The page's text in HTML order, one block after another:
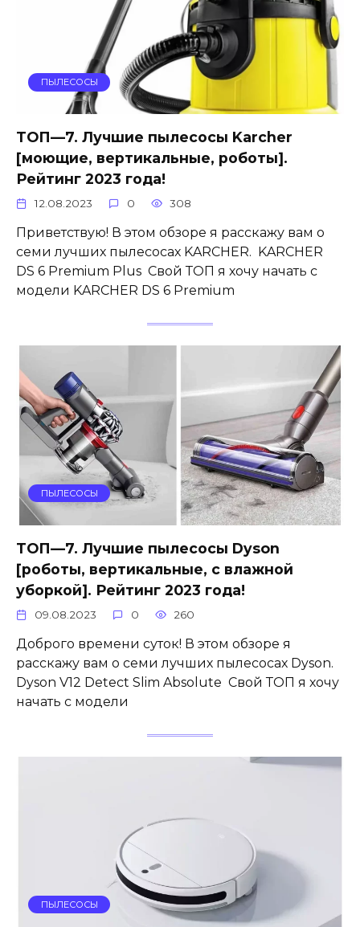
ПЫЛЕСОСЫ
ТОП—7. Лучшие пылесосы Karcher
[моющие, вертикальные, роботы].
Рейтинг 2023 года!
12.08.2023 0 308
Приветствую! В этом обзоре я расскажу вам о
семи лучших пылесосах KARCHER. KARCHER
DS 6 Premium Plus Свой ТОП я хочу начать с
модели KARCHER DS 6 Premium
ПЫЛЕСОСЫ
ТОП—7. Лучшие пылесосы Dyson
[роботы, вертикальные, с влажной
уборкой]. Рейтинг 2023 года!
09.08.2023 0 260
Доброго времени суток! В этом обзоре я
расскажу вам о семи лучших пылесосах Dyson.
Dyson V12 Detect Slim Absolute Свой ТОП я хочу
начать с модели
ПЫЛЕСОСЫ